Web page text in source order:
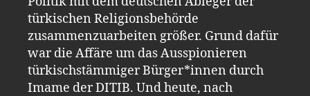
türkischen Religionsbehörde
zusammenzuarbeiten größer. Grund dafür
war die Affäre um das Ausspionieren
türkischstämmiger Bürger*innen durch
Imame der DITIB. Und heute, nach